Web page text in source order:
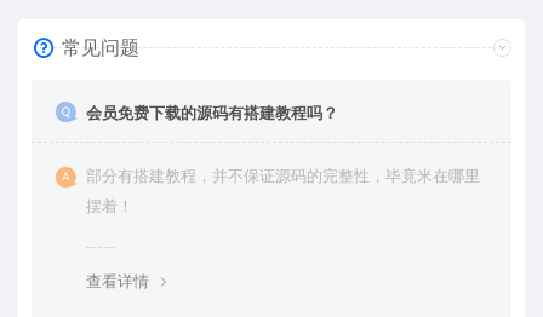
常见问题
会员免费下载的源码有搭建教程吗？
部分有搭建教程，并不保证源码的完整性，毕竟米在哪里
摆着！
查看详情